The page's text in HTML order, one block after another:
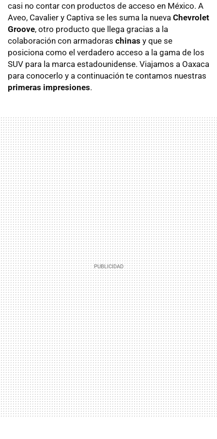
casi no contar con productos de acceso en México. A
Aveo, Cavalier y Captiva se les suma la nueva Chevrolet
Groove, otro producto que llega gracias a la
colaboración con armadoras chinas y que se
posiciona como el verdadero acceso a la gama de los
SUV para la marca estadounidense. Viajamos a Oaxaca
para conocerlo y a continuación te contamos nuestras
primeras impresiones.